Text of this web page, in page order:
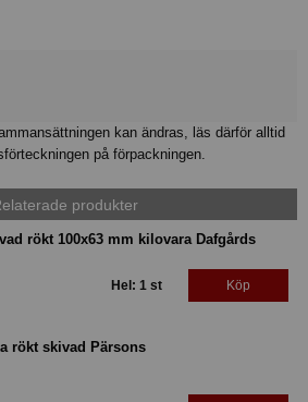
kan ändras, läs därför alltid
på förpackningen.
produkter
rökt 100x63 mm kilovara Dafgårds
Hel: 1 st Köp
rökt skivad Pärsons